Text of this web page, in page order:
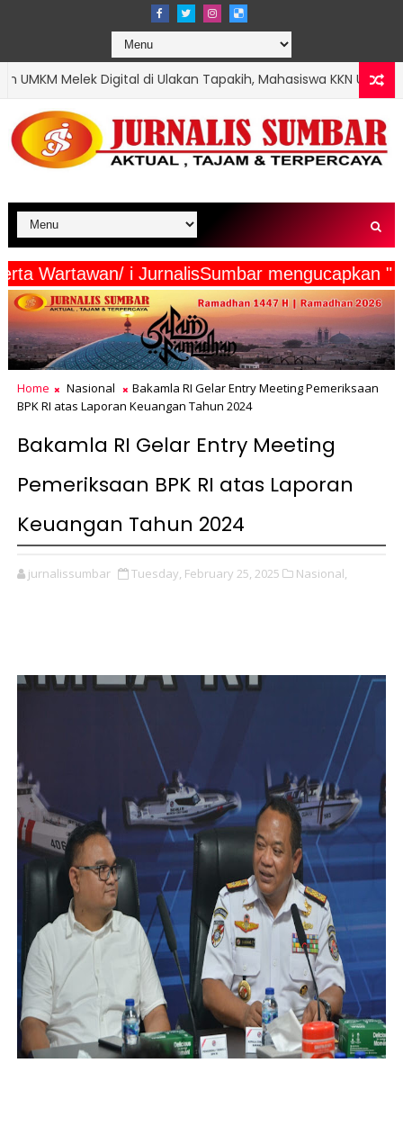
di Ulakan Tapakih, Mahasiswa KKN UNP Buatkan QRIS hingga
Beserta Wartawan/ i JurnalisSumbar
Home Nasional
Bakamla RI Gelar Entry Meeting Pemeriksaan
BPK RI atas Laporan Keuangan Tahun 2024
Bakamla RI Gelar Entry Meeting
Pemeriksaan BPK RI atas Laporan
Keuangan Tahun 2024
jurnalissumbar Tuesday, February 25, 2025 Nasional,